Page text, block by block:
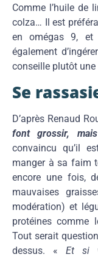
Comme l’huile de
colza… Il est
en omégas 9, et
également
conseille plutôt
Se
D’après Renaud
font grossir,
convaincu qu’il
manger à sa faim
encore une fois,
mauvaises
modération) et
protéines comme
Tout serait
dessus. « Et si